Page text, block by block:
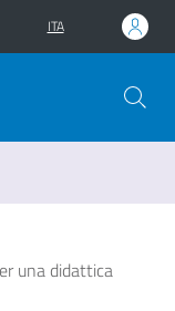
ITA
una didattica